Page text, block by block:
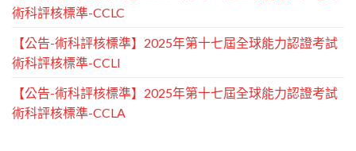
術科評核標準-CCLC
【公告-術科評核標準】2025年第十七屆全球能力認證考試
術科評核標準-CCLI
【公告-術科評核標準】2025年第十七屆全球能力認證考試
術科評核標準-CCLA